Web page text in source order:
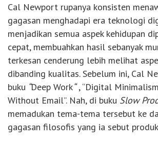
Cal Newport rupanya konsisten
gagasan menghadapi era teknologi
menjadikan semua aspek kehidupan
cepat, membuahkan hasil sebanyak
terkesan cenderung lebih melihat
dibanding kualitas. Sebelum ini, Cal
buku “Deep Work“, “Digital
Without Email”. Nah, di buku Slow
memadukan tema-tema tersebut ke
gagasan filosofis yang ia sebut